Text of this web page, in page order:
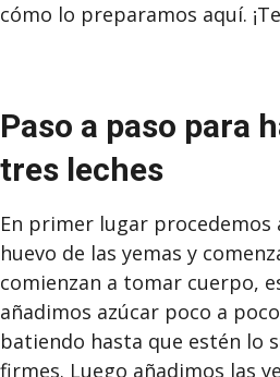
cómo lo preparamos aquí.
Paso a paso para
tres leches
En primer lugar procedemos
huevo de las yemas y
comienzan a tomar cuerpo,
añadimos azúcar poco a
batiendo hasta que estén lo
firmes. Luego añadimos las